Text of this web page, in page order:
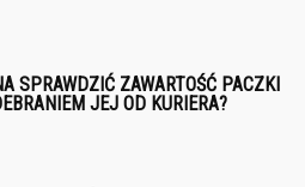
SPRAWDZIĆ ZAWARTOŚĆ PACZKI
JEJ OD KURIERA?